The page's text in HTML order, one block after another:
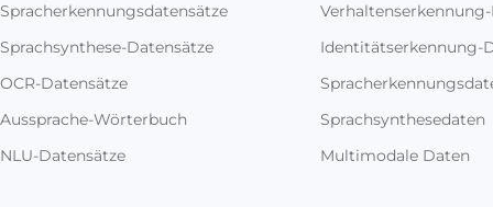
Spracherkennungsdatensätze
Sprachsynthese-Datensätze
OCR-Datensätze
Aussprache-Wörterbuch
NLU-Datensätze
Identitätserkennung-
Sprachsynthesedaten
Multimodale Daten